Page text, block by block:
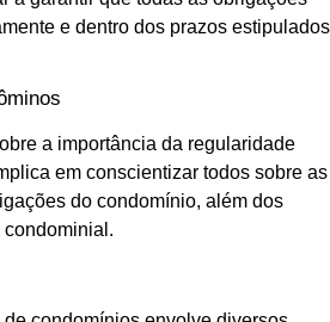
e dentro dos prazos estipulados
a importância da regularidade
em conscientizar todos sobre as
do condomínio, além dos
condominial.